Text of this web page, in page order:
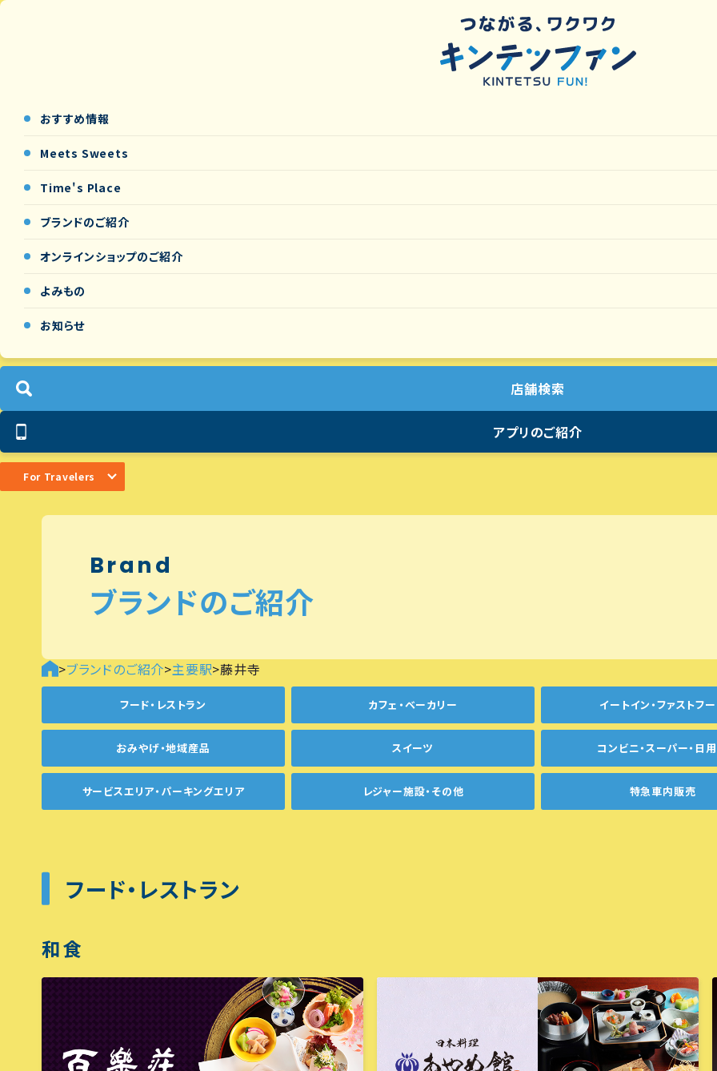
おすすめ情報
Meets Sweets
Time's Place
ブランドのご紹介
オンラインショップのご紹介
よみもの
お知らせ
店舗検索
アプリのご紹介
For Travelers
Brand
ブランドのご紹介
>ブランドのご紹介>主要駅>藤井寺
フード・レストラン カフェ・ベーカリー イートイン・ファストフ
おみやげ・地域産品 スイーツ コンビニ・スーパー・日
サービスエリア・パーキングエリア レジャー施設・その他 特急車内販売
フード・レストラン
和食